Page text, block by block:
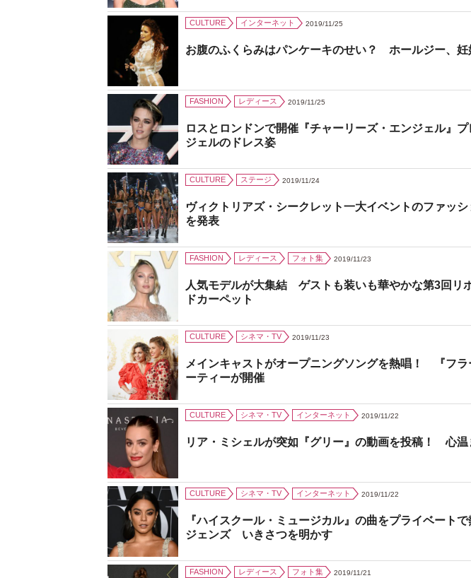
CULTURE インターネット 2019/11/25
お腹のふくらみはパンケーキのせい？ ホールジー、妊
FASHION レディース 2019/11/25
ロスとロンドンで開催『チャーリーズ・エンジェル』
ジェルのドレス姿
CULTURE ステージ 2019/11/24
ヴィクトリアズ・シークレット一大イベントのファッ
を発表
FASHION レディース フォト集 2019/11/23
人気モデルが大集結 ゲストも装いも華やかな第3回リ
ドカーペット
CULTURE シネマ・TV 2019/11/23
メインキャストがオープニングソングを熱唱！ 『フ
ーティーが開催
CULTURE シネマ・TV インターネット 2019/11/22
リア・ミシェルが突如『グリー』の動画を投稿！ 心温
CULTURE シネマ・TV インターネット 2019/11/22
『ハイスクール・ミュージカル』の曲をプライベート
ジェンズ いきさつを明かす
FASHION レディース フォト集 2019/11/21